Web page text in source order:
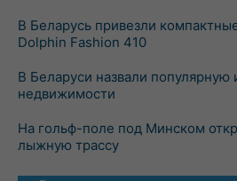
В Беларусь привезли
Dolphin Fashion 410
В Беларуси назвали
недвижимости
На гольф-поле под Минском
лыжную трассу